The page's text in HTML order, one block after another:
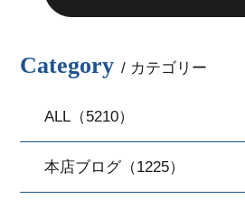
Category / カテゴリー
ALL（5210）
本店ブログ（1225）